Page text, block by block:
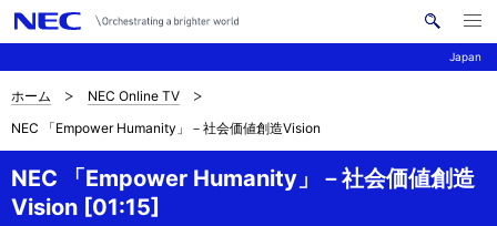
Japan
イ
メ
ニ
ュ
ナ
ビ
ゲ
ー
サ
ト
ホーム
NEC Online TV
NEC 「Empower Humanity」－社会価値創造Vision
NEC 「Empower Humanity」－社会価値創造
Vision [01:15]